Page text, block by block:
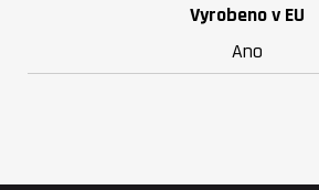
Vyrobeno v EU
Ano